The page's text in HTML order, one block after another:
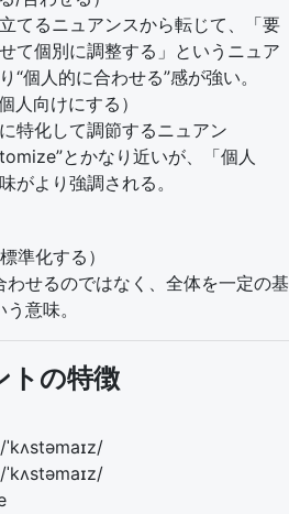
てるニュアンスから転じて、「要
て個別に調整する」というニュア
“個人的に合わせる”感が強い。
人向けにする）
特化して調節するニュアン
とかなり近いが、「個人
がより強調される。
準化する）
わせるのではなく、全体を一定の基
意味。
トの特徴